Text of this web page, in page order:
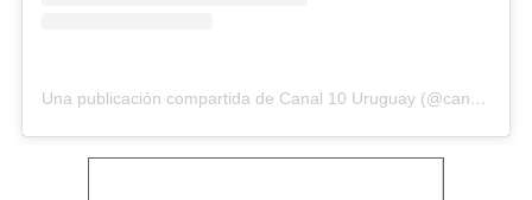
Una publicación compartida de Canal 10 Uruguay (@canal10uruguay)